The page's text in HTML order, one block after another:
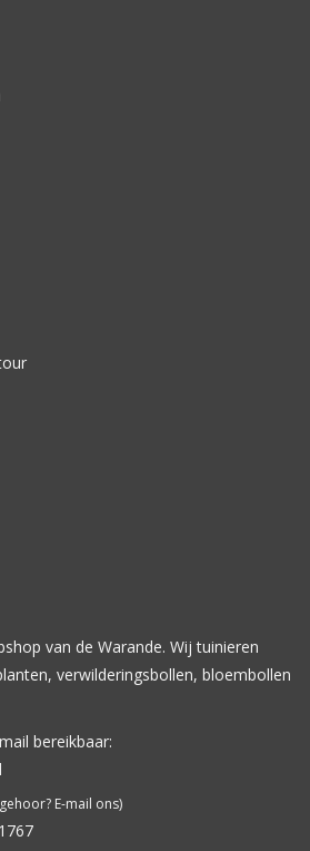
van de Warande. Wij tuinieren
verwilderingsbollen, bloembollen
bereikbaar:
E-mail ons)